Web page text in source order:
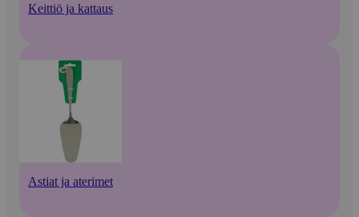
Keittiö ja kattaus
Astiat ja aterimet